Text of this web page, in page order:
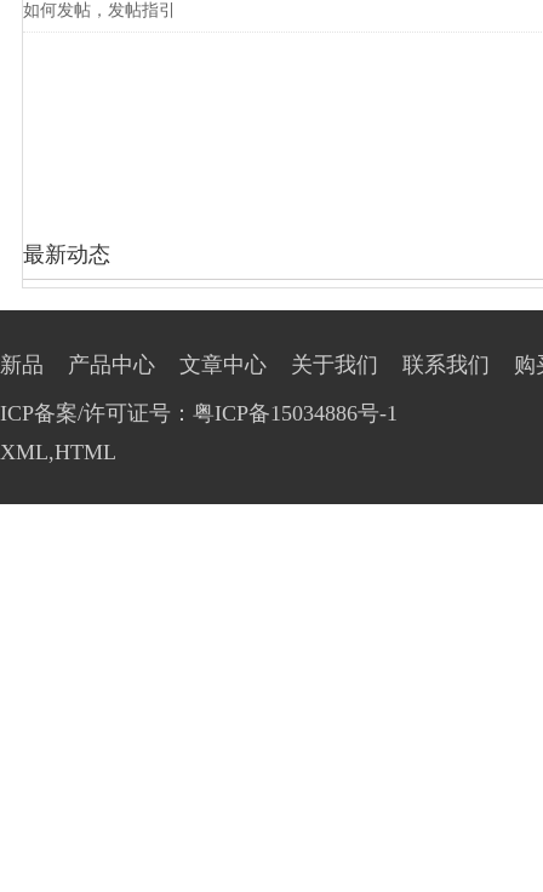
如何发帖，发帖指引
最新动态
新品 产品中心 文章中心 关于我们 联系我们
购
ICP备案/许可证号：粤ICP备15034886号-1
XML,HTML